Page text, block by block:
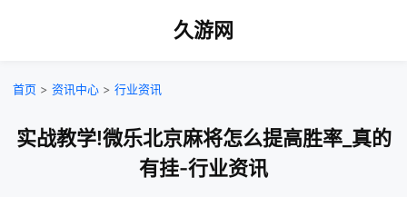
久游网
首页 > 资讯中心 > 行业资讯
实战教学!微乐北京麻将怎么提高胜率_真的
有挂-行业资讯